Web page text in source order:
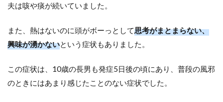
夫は咳や痰が続いていました。
また、熱はないのに頭がボーっとして思考がまとまらない、
興味が湧かないという症状もありました。
この症状は、10歳の長男も発症5日後の頃にあり、普段の風邪
のときにはあまり感じたことのない症状でした。